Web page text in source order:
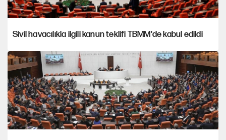
Sivil havacılıkla ilgili kanun teklifi TBMM'de kabul edildi